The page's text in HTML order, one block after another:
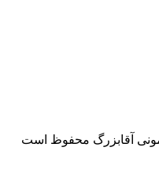
آقابزرگ محفوظ است